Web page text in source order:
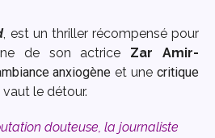
, est un thriller récompensé pour
de son actrice Zar Amir-
anxiogène et unecritique
le détour.
douteuse, la journaliste